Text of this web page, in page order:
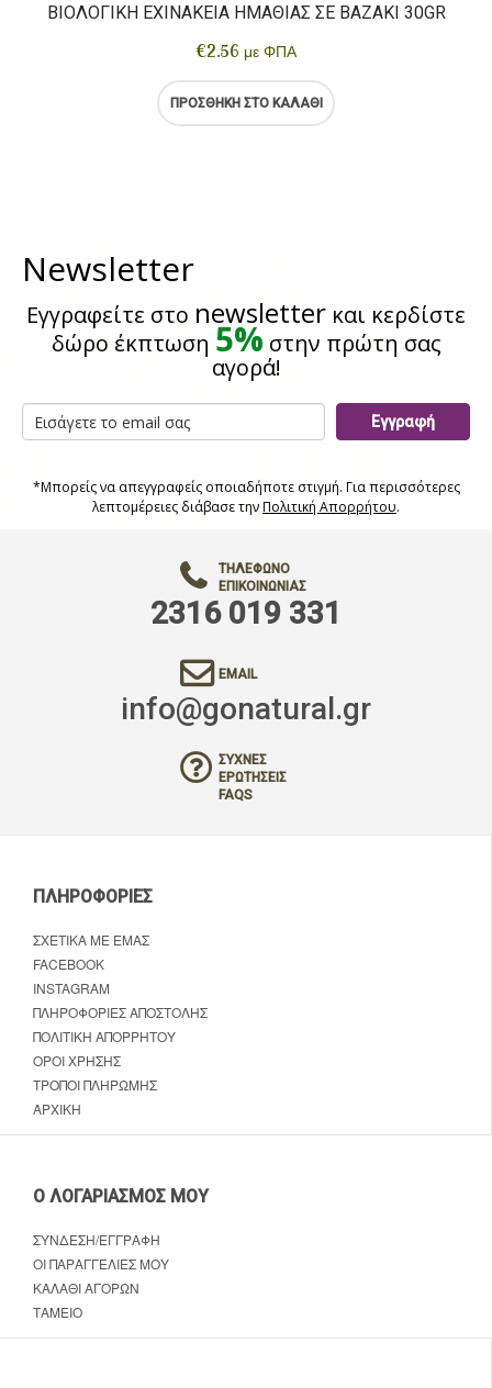
ΒΙΟΛΟΓΙΚΉ ΕΧΙΝΆΚΕΙΑ ΗΜΑΘΊΑΣ ΣΕ ΒΑΖΆΚΙ 30GR
€2.56 με ΦΠΑ
ΠΡΟΣΘΉΚΗ ΣΤΟ ΚΑΛΆΘΙ
Newsletter
Εγγραφείτε στο newsletter και κερδίστε
δώρο έκπτωση 5% στην πρώτη σας
αγορά!
Εγγραφή
*Μπορείς να απεγγραφείς οποιαδήποτε στιγμή. Για περισσότερες
λεπτομέρειες διάβασε τηνΠολιτική Απορρήτου.
ΤΗΛΈΦΩΝΟ
ΕΠΙΚΟΙΝΩΝΊΑΣ
2316 019 331
EMAIL
info@gonatural.gr
ΣΥΧΝΈΣ
ΕΡΩΤΉΣΕΙΣ
FAQS
ΠΛΗΡΟΦΟΡΊΕΣ
ΣΧΕΤΙΚΆ ΜΕ ΕΜΆΣ
FACEBOOK
INSTAGRAM
ΠΛΗΡΟΦΟΡΊΕΣ ΑΠΟΣΤΟΛΉΣ
ΠΟΛΙΤΙΚΉ ΑΠΟΡΡΉΤΟΥ
ΌΡΟΙ ΧΡΉΣΗΣ
ΤΡΌΠΟΙ ΠΛΗΡΩΜΉΣ
ΑΡΧΙΚΉ
Ο ΛΟΓΑΡΙΑΣΜΌΣ ΜΟΥ
ΣΎΝΔΕΣΗ/ΕΓΓΡΑΦΉ
ΟΙ ΠΑΡΑΓΓΕΛΊΕΣ ΜΟΥ
ΚΑΛΆΘΙ ΑΓΟΡΏΝ
ΤΑΜΕΊΟ